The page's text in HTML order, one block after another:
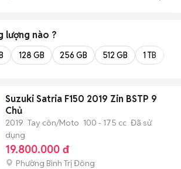
lượng nào ?
128 GB 256 GB 512 GB 1 TB
Suzuki Satria F150 2019 Zin BSTP 9
Chủ
2019 Tay côn/Moto 100 - 175 cc Đã sử
dụng
19.800.000 đ
Phường Bình Trị Đông